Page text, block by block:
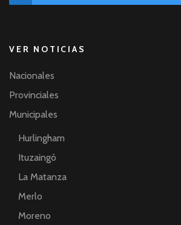
VER NOTICIAS
Nacionales
Provinciales
Municipales
Hurlingham
Ituzaingó
La Matanza
Merlo
Moreno